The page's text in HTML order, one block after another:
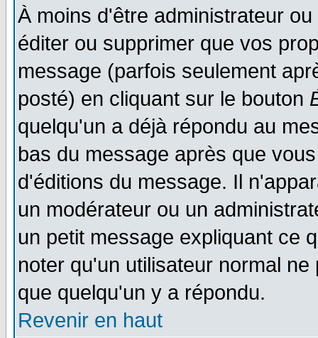
À moins d'être administrateur
éditer ou supprimer que vos
message (parfois seulement
posté) en cliquant sur le bouton
quelqu'un a déjà répondu au
bas du message après que
d'éditions du message. Il
un modérateur ou un
un petit message expliquant ce
noter qu'un utilisateur normal
que quelqu'un y a répondu.
Revenir en haut